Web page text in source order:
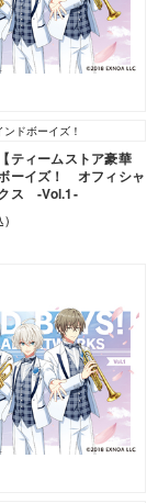
ンドボーイズ！
ティームストア豪華
ーイズ！ オフィシャ
ス -Vol.1-
)